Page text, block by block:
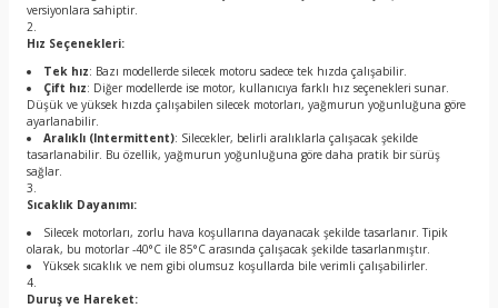
versiyonlara sahiptir.
Hız Seçenekleri:
Tek hız: Bazı modellerde silecek motoru sadece tek hızda çalışabilir.
Çift hız: Diğer modellerde ise motor, kullanıcıya farklı hız seçenekleri sunar.
Düşük ve yüksek hızda çalışabilen silecek motorları, yağmurun yoğunluğuna göre
ayarlanabilir.
Aralıklı (Intermittent): Silecekler, belirli aralıklarla çalışacak şekilde
tasarlanabilir. Bu özellik, yağmurun yoğunluğuna göre daha pratik bir sürüş
sağlar.
Sıcaklık Dayanımı:
Silecek motorları, zorlu hava koşullarına dayanacak şekilde tasarlanır. Tipik
olarak, bu motorlar -40°C ile 85°C arasında çalışacak şekilde tasarlanmıştır.
Yüksek sıcaklık ve nem gibi olumsuz koşullarda bile verimli çalışabilirler.
Duruş ve Hareket: